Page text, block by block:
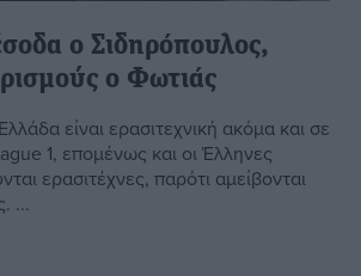
ο Σιδηρόπουλος,
ο Φωτιάς
είναι ερασιτεχνική ακόμα και σε
1, επομένως και οι Έλληνες
ερασιτέχνες, παρότι αμείβονται
...